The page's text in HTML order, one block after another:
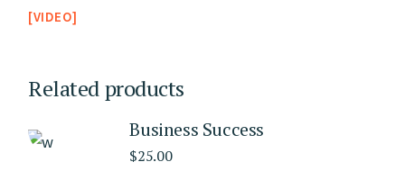
VIDEO
Related products
Business Success
$25.00